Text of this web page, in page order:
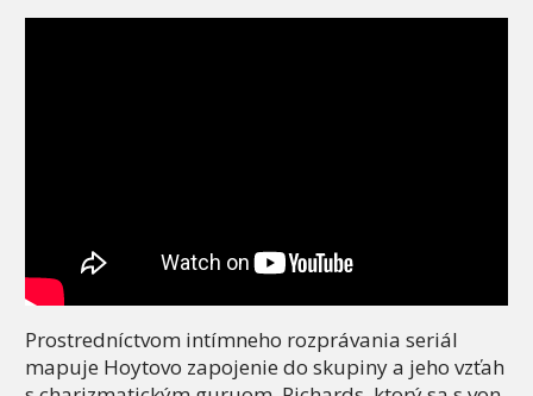
Prostredníctvom intímneho rozprávania seriál
mapuje Hoytovo zapojenie do skupiny a jeho vzťah